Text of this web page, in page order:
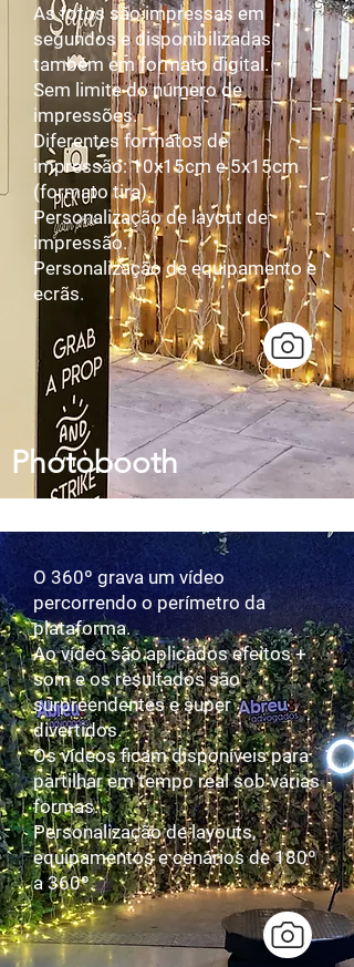
As fotos são impressas em
segundos e disponibilizadas
também em formato digital.
Sem limite do número de
impressões.
Diferentes formatos de
impressão: 10x15cm e 5x15cm
(formato tira).
Personalização de layout de
impressão.
Personalização de equipamento e
ecrãs.
Photobooth
O 360º grava um vídeo
percorrendo o perímetro da
plataforma.
Ao vídeo são aplicados efeitos +
som e os resultados são
surpreendentes e super
divertidos.
Os vídeos ficam disponíveis para
partilhar em tempo real sob várias
formas.
Personalização de layouts,
equipamentos e cenários de 180º
a 360º.